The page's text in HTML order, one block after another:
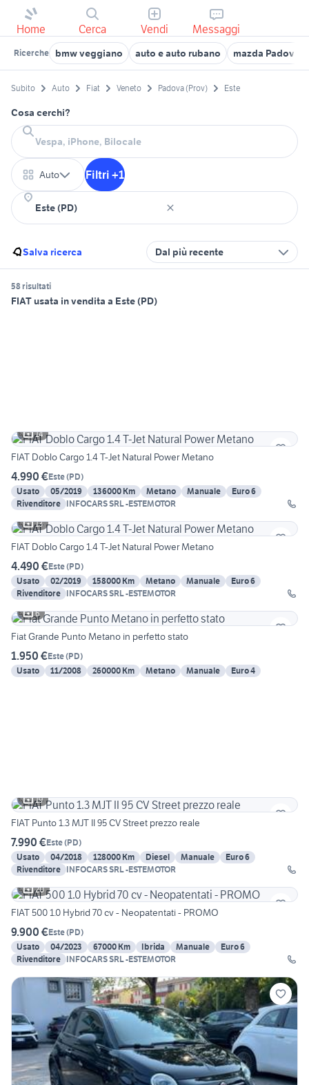
Home Cerca Vendi Messaggi
Ricerche bmw veggiano auto e auto rubano mazda Padova
Subito Auto Fiat Veneto Padova (Prov) Este
Cosa cerchi?
Auto Filtri +1
Salva ricerca Dal più recente
58 risultati
FIAT usata in vendita a Este (PD)
14
FIAT Doblo Cargo 1.4 T-Jet Natural Power Metano
4.990 €Este(PD)
Usato
05/2019 136000 Km Metano Manuale
Euro 6
Rivenditore INFOCARS SRL -ESTEMOTOR
13
FIAT Doblo Cargo 1.4 T-Jet Natural Power Metano
4.490 €Este(PD)
Usato
02/2019 158000 Km Metano Manuale
Euro 6
Rivenditore INFOCARS SRL -ESTEMOTOR
6
Fiat Grande Punto Metano in perfetto stato
1.950 €Este(PD)
Usato
11/2008 260000 Km Metano Manuale Euro 4
19
FIAT Punto 1.3 MJT II 95 CV Street prezzo reale
7.990 €Este(PD)
Usato
04/2018 128000 Km Diesel Manuale
Euro 6
Rivenditore INFOCARS SRL -ESTEMOTOR
20
FIAT 500 1.0 Hybrid 70 cv - Neopatentati - PROMO
9.900 €Este(PD)
Usato
04/2023 67000 Km Ibrida Manuale
Euro 6
Rivenditore INFOCARS SRL -ESTEMOTOR